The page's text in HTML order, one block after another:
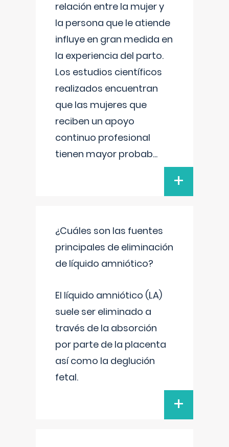
relación entre la mujer y
la persona que le atiende
influye en gran medida en
la experiencia del parto.
Los estudios científicos
realizados encuentran
que las mujeres que
reciben un apoyo
continuo profesional
tienen mayor probab...
+
¿Cuáles son las fuentes
principales de eliminación
de líquido amniótico?
El líquido amniótico (LA)
suele ser eliminado a
través de la absorción
por parte de la placenta
así como la deglución
fetal.
+